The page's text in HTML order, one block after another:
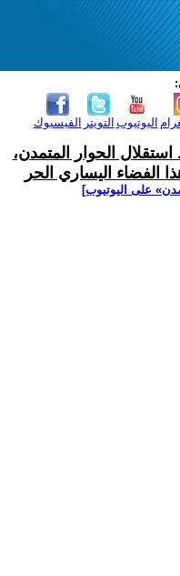
الفيسبوك التويتر اليوتيوب
الحوار المتمدن،
الفضاء اليساري الحر
على اليوتيوب]